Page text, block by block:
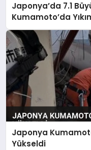
Japonya’da 7.1
Kumamoto’da
Japonya
Yükseldi